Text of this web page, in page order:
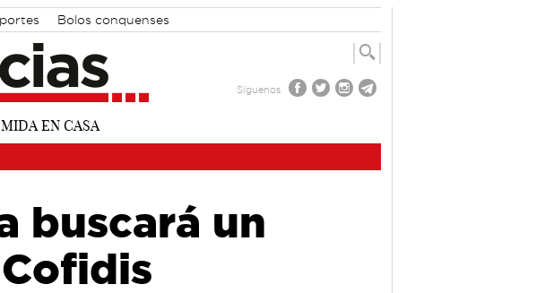
Bolos conquenses
Síguenos
buscará un